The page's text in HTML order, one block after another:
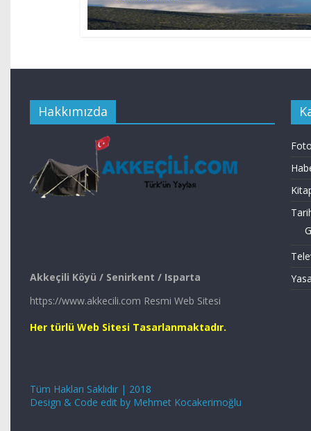
Hakkımızda
Akkeçili Köyü / Senirkent / Isparta
https://www.akkecili.com Resmi Web Sitesi
Her türlü Web Sitesi Tasarlanmaktadır.
Tüm Hakları Saklıdır | 2018
Design & Code edit by Mehmet Kocakerimoğlu